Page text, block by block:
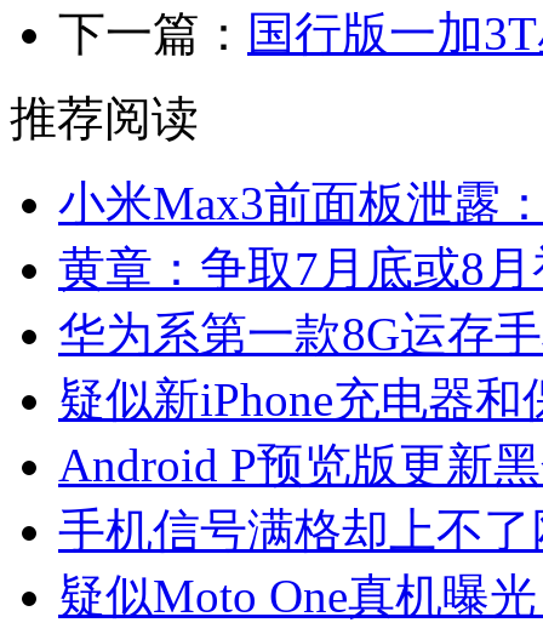
下一篇： 国行版一加
推荐阅读
小米Max3前面板泄露
黄章：争取7月底或8
华为系第一款8G运存
疑似新iPhone充电器和
Android P预览版更新
手机信号满格却上不
疑似Moto One真机曝